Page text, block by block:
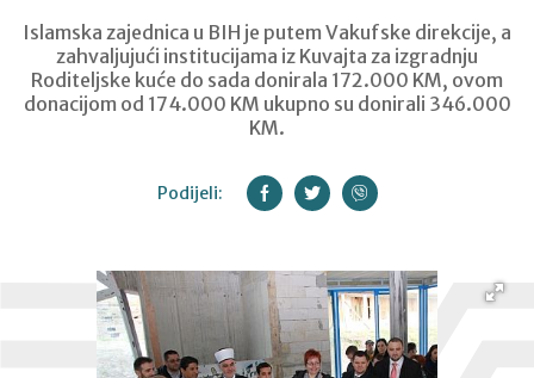
Islamska zajednica u BIH je putem Vakufske direkcije, a
zahvaljujući institucijama iz Kuvajta za izgradnju
Roditeljske kuće do sada donirala 172.000 KM, ovom
donacijom od 174.000 KM ukupno su donirali 346.000
KM.
Podijeli: